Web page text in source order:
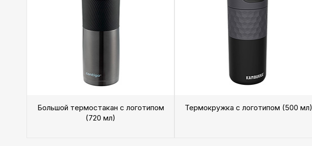
Большой термостакан с логотипом
(720 мл)
Термокружка с логотипом (500 мл)